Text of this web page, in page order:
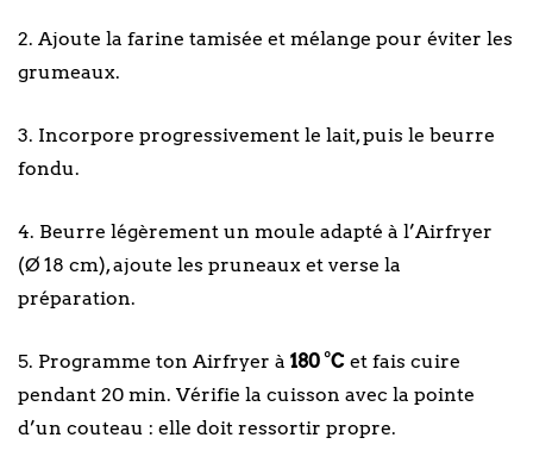
2. Ajoute la farine tamisée et mélange pour éviter les
grumeaux.
3. Incorpore progressivement le lait, puis le beurre
fondu.
4. Beurre légèrement un moule adapté à l’Airfryer
(Ø 18 cm), ajoute les pruneaux et verse la
préparation.
5. Programme ton Airfryer à 180 °C et fais cuire
pendant 20 min. Vérifie la cuisson avec la pointe
d’un couteau : elle doit ressortir propre.